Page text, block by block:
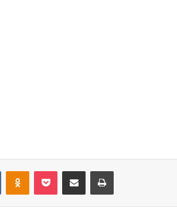
VKontakteOdnoklassniki
Pocket Share via Email Print